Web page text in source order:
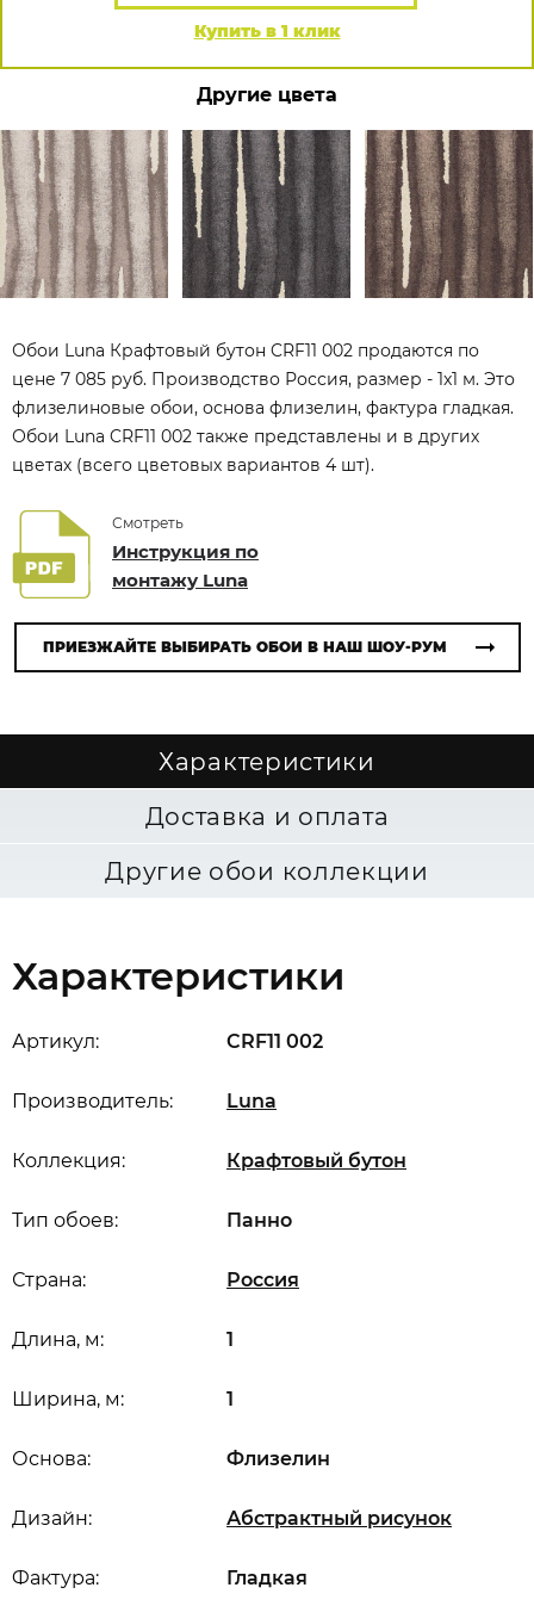
Купить в 1 клик
Другие цвета
Обои Luna Крафтовый бутон CRF11 002 продаются по
цене 7 085 руб. Производство Россия, размер - 1x1 м. Это
флизелиновые обои, основа флизелин, фактура гладкая.
Обои Luna CRF11 002 также представлены и в других
цветах (всего цветовых вариантов 4 шт).
Смотреть
Инструкция по
монтажу Luna
ПРИЕЗЖАЙТЕ ВЫБИРАТЬ ОБОИ В НАШ ШОУ-РУМ
Характеристики
Доставка и оплата
Другие обои коллекции
Характеристики
Артикул: CRF11 002
Производитель: Luna
Коллекция: Крафтовый бутон
Длина, м: 1
Ширина, м: 1
Дизайн: Абстрактный рисунок
Основа: Флизелин
Страна: Россия
Тип обоев: Панно
Фактура: Гладкая